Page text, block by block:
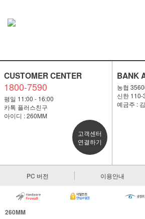
CUSTOMER CENTER
1800-7590
평일 11:00 - 16:00
카톡 플러스친구
아이디 : 260MM
고객센터
연결하기
BANK
농협
신한
예금주 :
PC 버전 이용안내
260MM